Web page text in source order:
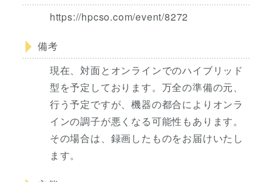
https://hpcso.com/event/8272
備考
現在、対面とオンラインでのハイブリッド
型を予定しております。万全の準備の元、
行う予定ですが、機器の都合によりオンラ
インの調子が悪くなる可能性もあります。
その場合は、録画したものをお届けいたし
ます。